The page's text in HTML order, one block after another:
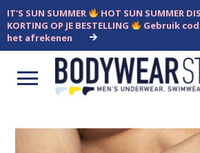
IT'S SUN SUMMER HOT SUN SUMMER
KORTING OP JE BESTELLING
Gebruik
het afrekenen
Open